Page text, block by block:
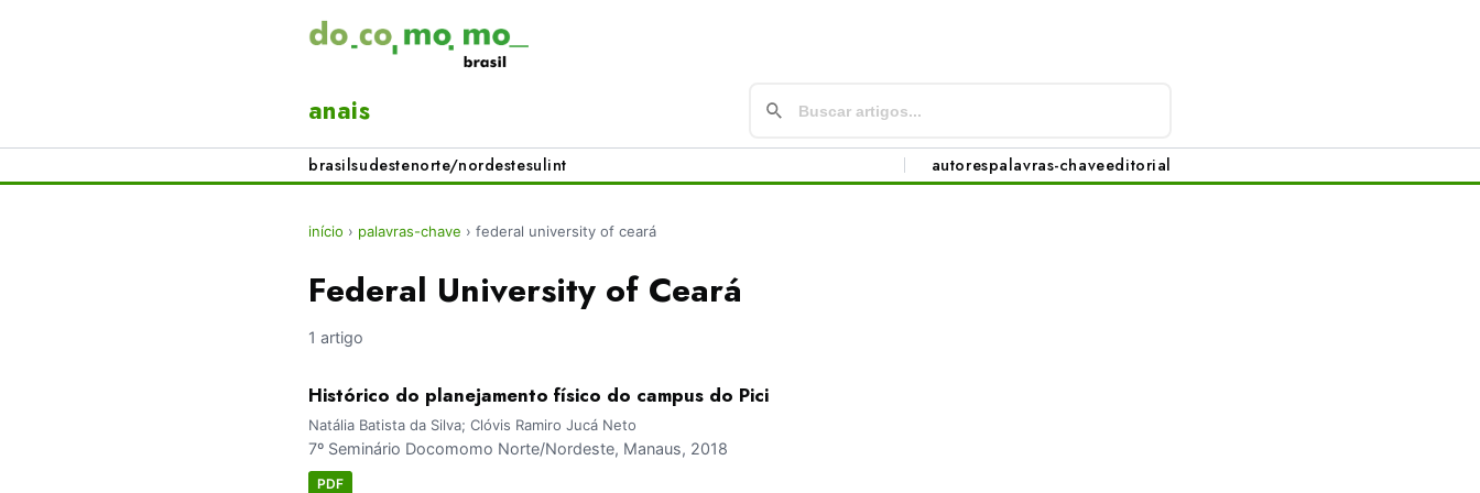
anais
brasilsudestenorte/nordestesulint autorespalavras-chaveeditorial
início › palavras-chave › federal university of ceará
Federal University of Ceará
1 artigo
Histórico do planejamento físico do campus do Pici
Natália Batista da Silva; Clóvis Ramiro Jucá Neto
7º Seminário Docomomo Norte/Nordeste, Manaus, 2018
PDF